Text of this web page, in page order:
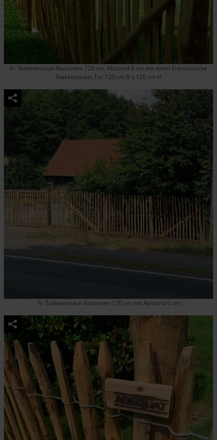
Fr. Staketenzaun Kastanien 120 cm, Abstand 4 cm mit einen Französische
Staketenzaun Tor 120 cm B x 120 cm H
Fr. Staketenzaun Kastanien 120 cm mit Abstand 6 cm